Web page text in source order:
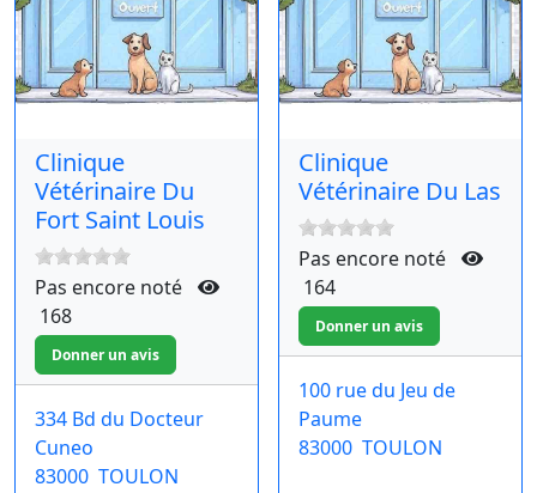
Clinique
Vétérinaire Du
Fort Saint Louis
Pas encore noté
168
334 Bd du Docteur
Cuneo
83000 TOULON
Clinique
Vétérinaire Du Las
Pas encore noté
164
100 rue du Jeu de
Paume
83000 TOULON